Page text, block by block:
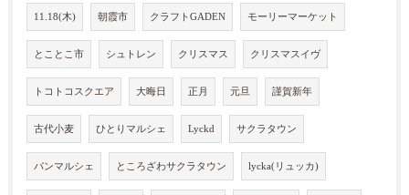
11.18(木) 朝霞市 クラフトGADEN モーリーマーケット
とことこ市 シュトレン クリスマス クリスマスイヴ
トコトコスクエア 大晦日 正月 元旦 謹賀新年
古代小麦 ひとりマルシェ Lyckd サクラタウン
パンマルシェ ところざわサクラタウン lycka(リュッカ)